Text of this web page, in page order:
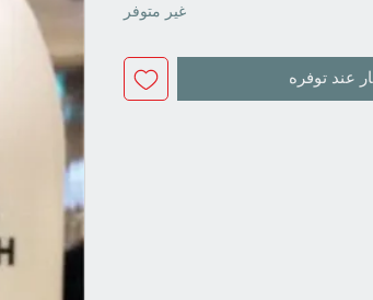
غير متوفر
عند توفره